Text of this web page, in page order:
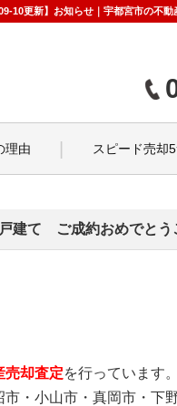
更新】お知らせ｜宇都宮市の不動
理由 スピード売却
建て ご成約おめでとう
売却査定を行っています。
・小山市・真岡市・下